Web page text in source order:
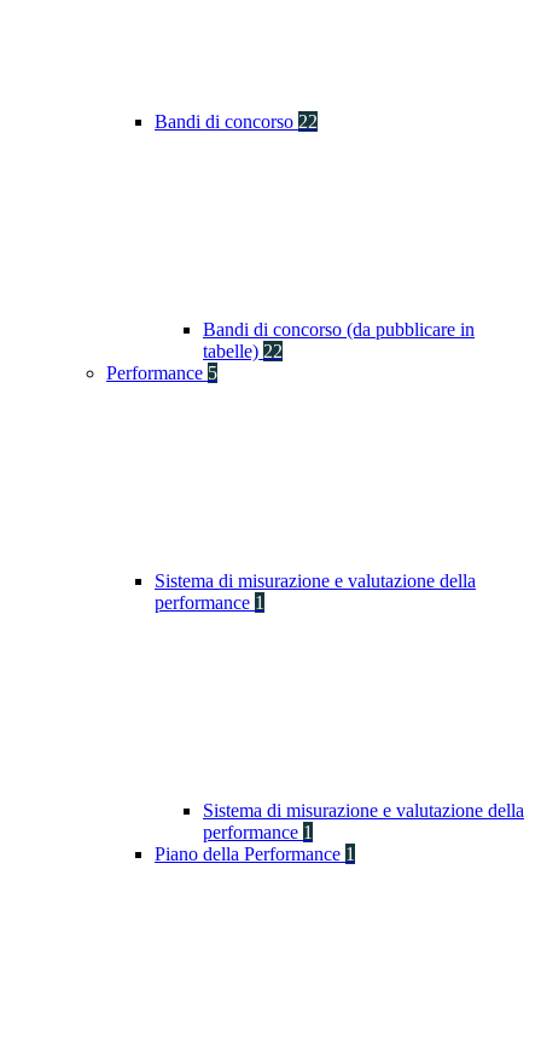
Bandi di concorso 22
Bandi di concorso (da pubblicare in
tabelle) 22
Performance 5
Sistema di misurazione e valutazione della
performance 1
Sistema di misurazione e valutazione della
performance 1
Piano della Performance 1